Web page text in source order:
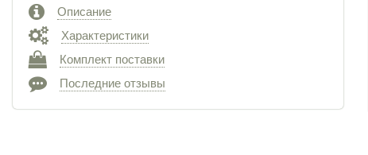
Описание
Характеристики
Комплект поставки
Последние отзывы